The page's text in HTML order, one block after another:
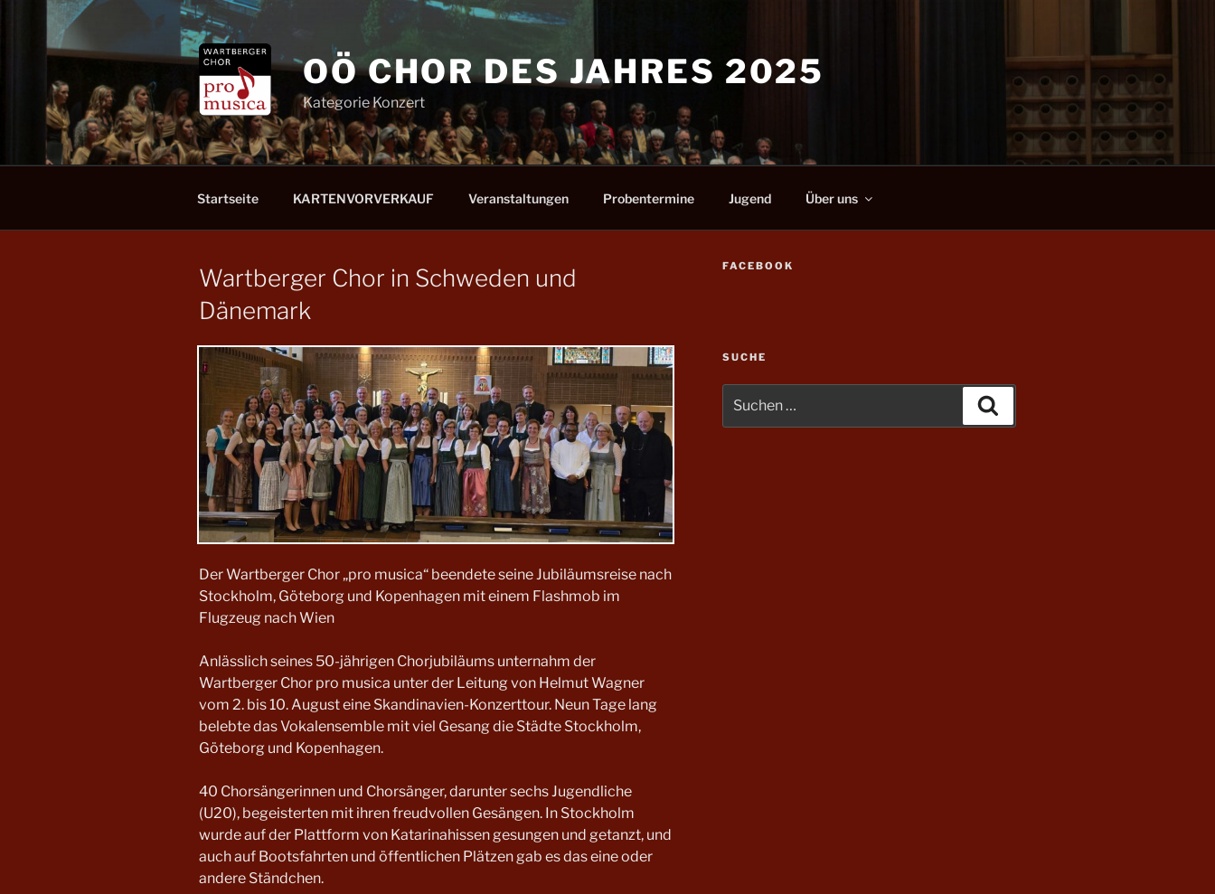
springen
OÖ CHOR DES JAHRES 2025
Kategorie Konzert
Startseite KARTENVORVERKAUF Veranstaltungen Probentermine Jugend Über uns
Wartberger Chor in Schweden und
Dänemark
Der Wartberger Chor „pro musica“ beendete seine Jubiläumsreise nach
Stockholm, Göteborg und Kopenhagen mit einem Flashmob im
Flugzeug nach Wien
Anlässlich seines 50-jährigen Chorjubiläums unternahm der
Wartberger Chor pro musica unter der Leitung von Helmut Wagner
vom 2. bis 10. August eine Skandinavien-Konzerttour. Neun Tage lang
belebte das Vokalensemble mit viel Gesang die Städte Stockholm,
Göteborg und Kopenhagen.
40 Chorsängerinnen und Chorsänger, darunter sechs Jugendliche
(U20), begeisterten mit ihren freudvollen Gesängen. In Stockholm
wurde auf der Plattform von Katarinahissen gesungen und getanzt, und
auch auf Bootsfahrten und öffentlichen Plätzen gab es das eine oder
andere Ständchen.
FACEBOOK
SUCHE
nach: